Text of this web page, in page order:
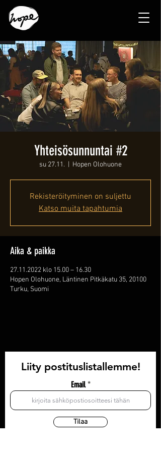
Yhteisösunnuntai #2
su 27.11. Hopen Olohuone
Rekisteröityminen on suljettu
Katso muita tapahtumia
Aika & paikka
27.11.2022 klo 15.00 – 16.30
Hopen Olohuone, Läntinen Pitkäkatu 35, 20100
Turku, Suomi
Liity postituslistallemme!
Email
Tilaa